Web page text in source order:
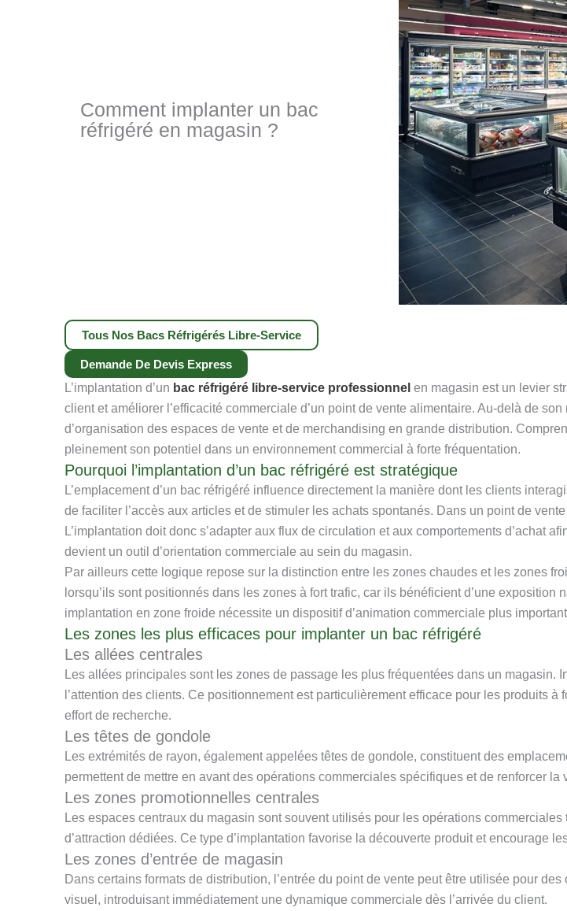
Comment implanter un bac
réfrigéré en magasin ?
Tous Nos Bacs Réfrigérés Libre-Service
Demande De Devis Express
L’implantation d’un bac réfrigéré libre-service professionnel en magasin est un levier
client et améliorer l’efficacité commerciale d’un point de vente alimentaire. Au-delà de
d’organisation des espaces de vente et de merchandising en grande distribution.
pleinement son potentiel dans un environnement commercial à forte fréquentation.
Pourquoi l’implantation d’un bac réfrigéré est stratégique
L’emplacement d’un bac réfrigéré influence directement la manière dont les clients
de faciliter l’accès aux articles et de stimuler les achats spontanés. Dans un point de
L’implantation doit donc s’adapter aux flux de circulation et aux comportements d’achat
devient un outil d’orientation commerciale au sein du magasin.
Par ailleurs cette logique repose sur la distinction entre les zones chaudes et les zones
lorsqu’ils sont positionnés dans les zones à fort trafic, car ils bénéficient d’une
implantation en zone froide nécessite un dispositif d’animation commerciale plus
Les zones les plus efficaces pour implanter un bac réfrigéré
Les allées centrales
Les allées principales sont les zones de passage les plus fréquentées dans un
l’attention des clients. Ce positionnement est particulièrement efficace pour les produits
effort de recherche.
Les têtes de gondole
Les extrémités de rayon, également appelées têtes de gondole, constituent des
permettent de mettre en avant des opérations commerciales spécifiques et de renforcer
Les zones promotionnelles centrales
Les espaces centraux du magasin sont souvent utilisés pour les opérations
d’attraction dédiées. Ce type d’implantation favorise la découverte produit et encourage
Les zones d’entrée de magasin
Dans certains formats de distribution, l’entrée du point de vente peut être utilisée pour
visuel, introduisant immédiatement une dynamique commerciale dès l’arrivée du client.